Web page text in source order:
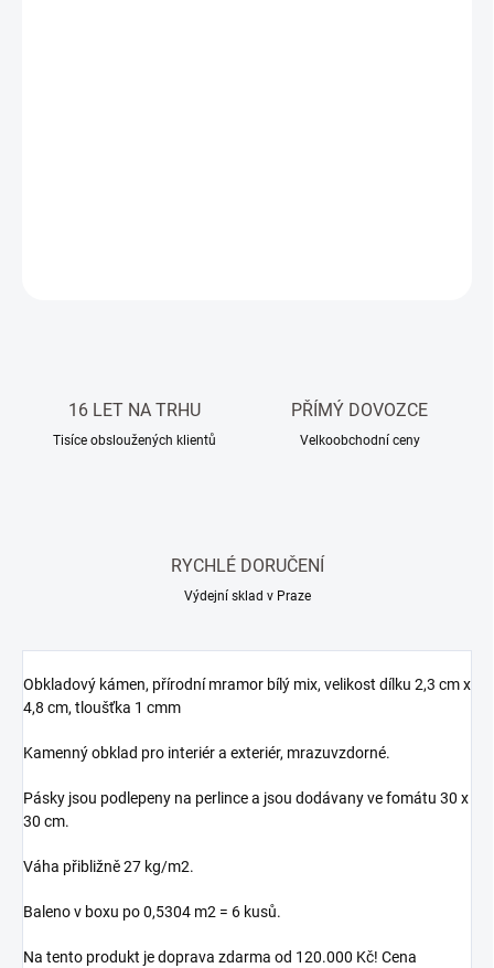
16 LET NA TRHU
Tisíce obsloužených klientů
PŘÍMÝ DOVOZCE
Velkoobchodní ceny
RYCHLÉ DORUČENÍ
Výdejní sklad v Praze
Obkladový kámen, přírodní mramor bílý mix, velikost dílku 2,3 cm x
4,8 cm, tloušťka 1 cmm
Kamenný obklad pro interiér a exteriér, mrazuvzdorné.
Pásky jsou podlepeny na perlince a jsou dodávany ve fomátu 30 x
30 cm.
Váha přibližně 27 kg/m2.
Baleno v boxu po 0,5304 m2 = 6 kusů.
Na tento produkt je doprava zdarma od 120.000 Kč! Cena